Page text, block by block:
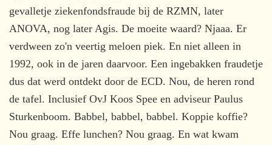
gevalletje ziekenfondsfraude bij de RZMN, later
ANOVA, nog later Agis. De moeite waard? Njaaa. Er
verdween zo'n veertig meloen piek. En niet alleen in
1992, ook in de jaren daarvoor. Een ingebakken fraudetje
dus dat werd ontdekt door de ECD. Nou, de heren rond
de tafel. Inclusief OvJ Koos Spee en adviseur Paulus
Sturkenboom. Babbel, babbel, babbel. Koppie koffie?
Nou graag. Effe lunchen? Nou graag. En wat kwam